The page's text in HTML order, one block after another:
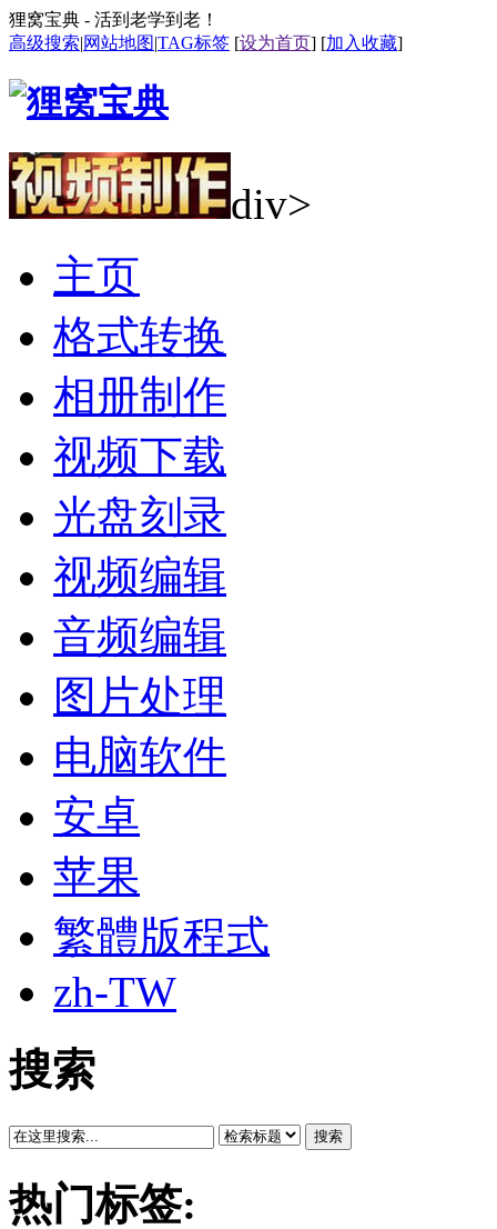
狸窝宝典 - 活到老学到老！
高级搜索|网站地图|TAG标签 [设为首页] [加入收藏]
div>
主页
格式转换
相册制作
视频下载
光盘刻录
视频编辑
音频编辑
图片处理
电脑软件
安卓
苹果
繁體版程式
zh-TW
搜索
搜索
热门标签: